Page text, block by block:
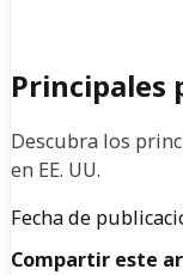
Principales
Descubra los
en EE. UU.
Fecha de
Compartir este